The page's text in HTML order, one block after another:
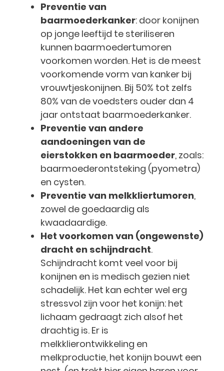
Preventie van
baarmoederkanker: door konijnen
op jonge leeftijd te steriliseren
kunnen baarmoedertumoren
voorkomen worden. Het is de meest
voorkomende vorm van kanker bij
vrouwtjeskonijnen. Bij 50% tot zelfs
80% van de voedsters ouder dan 4
jaar ontstaat baarmoederkanker.
Preventie van andere
aandoeningen van de
eierstokken en baarmoeder, zoals:
baarmoederontsteking (pyometra)
en cysten.
Preventie van melkkliertumoren,
zowel de goedaardig als
kwaadaardige.
Het voorkomen van (ongewenste)
dracht en schijndracht.
Schijndracht komt veel voor bij
konijnen en is medisch gezien niet
schadelijk. Het kan echter wel erg
stressvol zijn voor het konijn: het
lichaam gedraagt zich alsof het
drachtig is. Er is
melkklierontwikkeling en
melkproductie, het konijn bouwt een